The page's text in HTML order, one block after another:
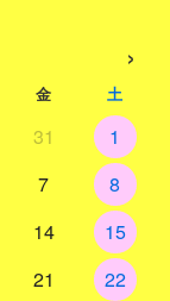
›
金 土
31
1
7
8
14
15
21
22